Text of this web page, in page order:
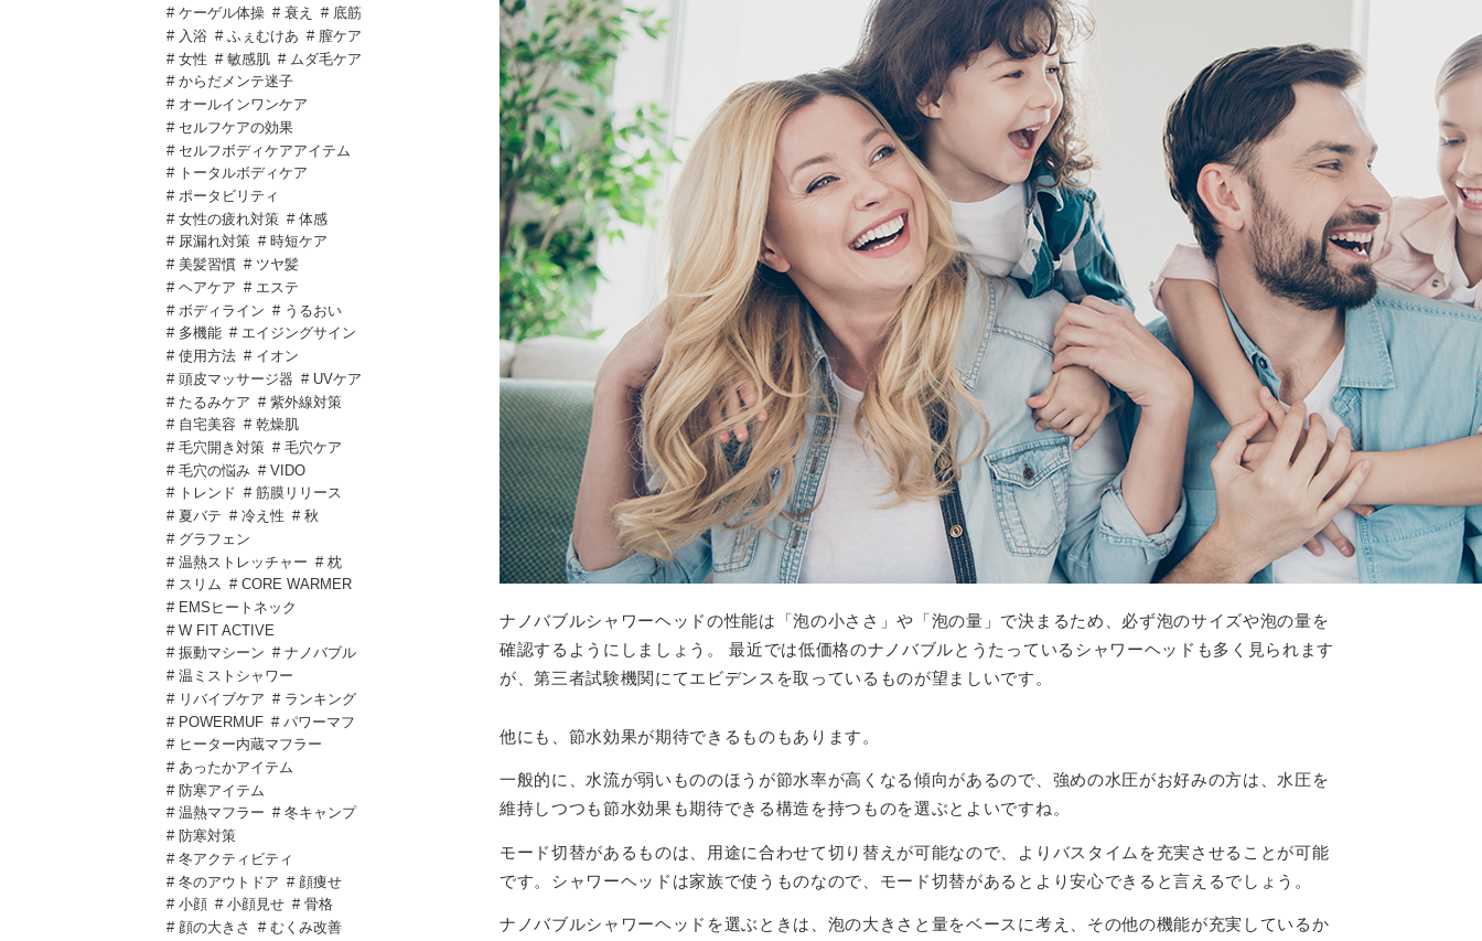
# ケーゲル体操 # 衰え
# 底筋
# 入浴 # ふぇむけあ # 膣ケア
# 女性 # 敏感肌 # ムダ毛ケア
# からだメンテ迷子
# オールインワンケア
# セルフケアの効果
# セルフボディケアアイテム
# トータルボディケア
# ポータビリティ
# 女性の疲れ対策 # 体感
# 尿漏れ対策 # 時短ケア
# 美髪習慣 # ツヤ髪
# ヘアケア # エステ
# ボディライン # うるおい
# 多機能 # エイジングサイン
# 使用方法 # イオン
# 頭皮マッサージ器 # UVケア
# たるみケア # 紫外線対策
# 自宅美容 # 乾燥肌
# 毛穴開き対策 # 毛穴ケア
# 毛穴の悩み # VIDO
# トレンド # 筋膜リリース
# 夏バテ # 冷え性 # 秋
# グラフェン
# 温熱ストレッチャー # 枕
# スリム # CORE WARMER
# EMSヒートネック
# W FIT ACTIVE
# 振動マシーン # ナノバブル
# 温ミストシャワー
# リバイブケア # ランキング
# POWERMUF # パワーマフ
# ヒーター内蔵マフラー
# あったかアイテム
# 防寒アイテム
# 温熱マフラー # 冬キャンプ
# 防寒対策
# 冬アクティビティ
# 冬のアウトドア # 顔痩せ
# 小顔 # 小顔見せ # 骨格
# 顔の大きさ
# むくみ改善
ナノバブルシャワーヘッドの性能は「泡の小ささ」や「泡の量」で決まるため、必ず泡のサイズや泡の量を
確認するようにしましょう。 最近では低価格のナノバブルとうたっているシャワーヘッドも多く見られます
が、第三者試験機関にてエビデンスを取っているものが望ましいです。
他にも、節水効果が期待できるものもあります。
一般的に、水流が弱いもののほうが節水率が高くなる傾向があるので、強めの水圧がお好みの方は、水圧を
維持しつつも節水効果も期待できる構造を持つものを選ぶとよいですね。
モード切替があるものは、用途に合わせて切り替えが可能なので、よりバスタイムを充実させることが可能
です。シャワーヘッドは家族で使うものなので、モード切替があるとより安心できると言えるでしょう。
ナノバブルシャワーヘッドを選ぶときは、泡の大きさと量をベースに考え、その他の機能が充実しているか